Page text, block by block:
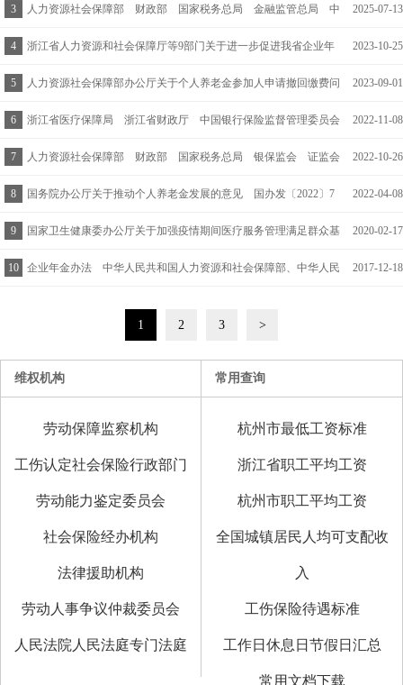
见 人社部发〔2025〕77号
3 人力资源社会保障部 财政部 国家税务总局 金融监管总局 中
国证监会关于领取个人养老金有关问题的通知 人社部发〔2025〕
39号
2025-07-13
4 浙江省人力资源和社会保障厅等9部门关于进一步促进我省企业年
金发展的指导意见 浙人社发〔2023〕49号
2023-10-25
5 人力资源社会保障部办公厅关于个人养老金参加人申请撤回缴费问
题处理意见的函 人社厅函〔2023〕119号
2023-09-01
6 浙江省医疗保障局 浙江省财政厅 中国银行保险监督管理委员会
浙江监管局 国家税务总局浙江省税务局关于深化浙江省惠民型商
业补充医疗保险改革的指导意见 浙医保联发〔2022〕15号
2022-11-08
7 人力资源社会保障部 财政部 国家税务总局 银保监会 证监会
关于印发《个人养老金实施办法》的通知 人社部发〔2022〕70号
2022-10-26
8 国务院办公厅关于推动个人养老金发展的意见 国办发〔2022〕7
号
2022-04-08
9 国家卫生健康委办公厅关于加强疫情期间医疗服务管理满足群众基
本就医需求的通知 国卫办医函〔2020〕141号
2020-02-17
10 企业年金办法 中华人民共和国人力资源和社会保障部、中华人民 2017-12-18
1 2 3 >
维权机构
劳动保障监察机构
工伤认定社会保险行政部门
劳动能力鉴定委员会
社会保险经办机构
法律援助机构
劳动人事争议仲裁委员会
人民法院人民法庭专门法庭
常用查询
杭州市最低工资标准
浙江省职工平均工资
杭州市职工平均工资
全国城镇居民人均可支配收
入
工伤保险待遇标准
工作日休息日节假日汇总
常用文档下载